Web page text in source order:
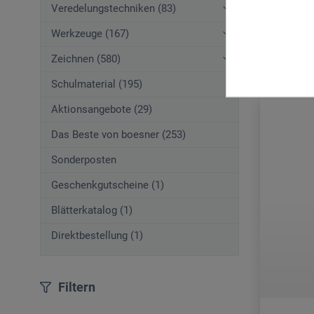
Veredelungstechniken (83)
Werkzeuge (167)
Zeichnen (580)
Schulmaterial (195)
Aktionsangebote (29)
Das Beste von boesner (253)
Sonderposten
Geschenkgutscheine (1)
Blätterkatalog (1)
Direktbestellung (1)
Filtern